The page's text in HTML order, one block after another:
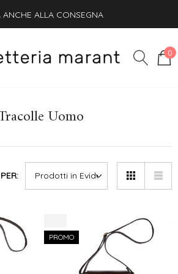
ANCHE ALLA CONSEGNA
+ OMAGGIO SU OGNI ORDINE
0
Uomo
PROMO